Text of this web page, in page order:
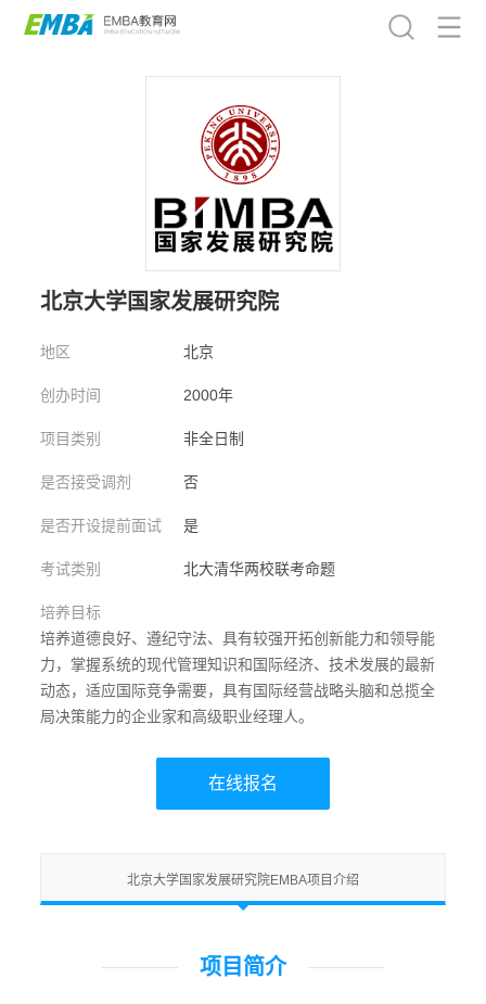
北京大学国家发展研究院
地区 北京
创办时间 2000年
项目类别 非全日制
是否接受调剂 否
是否开设提前面试 是
考试类别 北大清华两校联考命题
培养目标
培养道德良好、遵纪守法、具有较强开拓创新能力和领导能
力，掌握系统的现代管理知识和国际经济、技术发展的最新
动态，适应国际竞争需要，具有国际经营战略头脑和总揽全
局决策能力的企业家和高级职业经理人。
在线报名
北京大学国家发展研究院EMBA项目介绍
项目简介